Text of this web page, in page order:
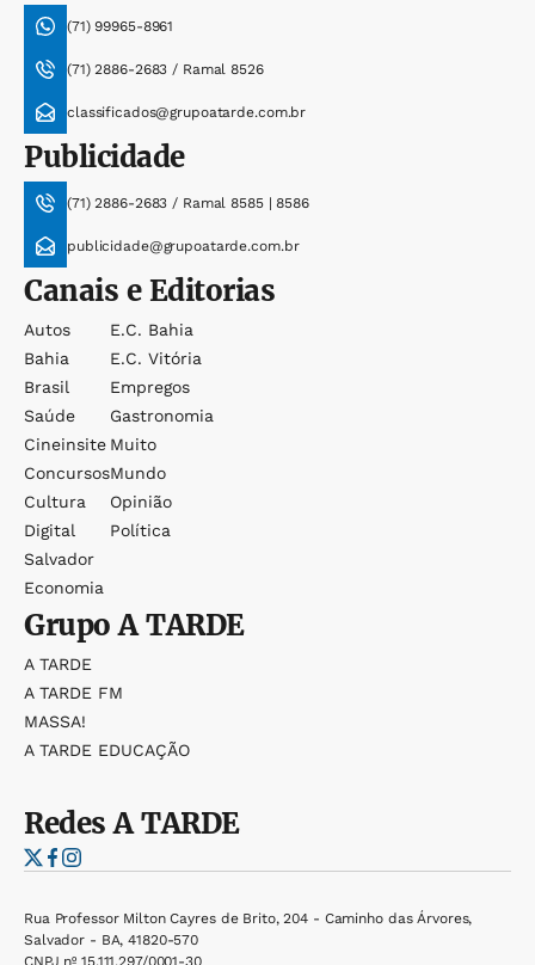
(71) 99965-8961
(71) 2886-2683 / Ramal 8526
classificados@grupoatarde.com.br
Publicidade
(71) 2886-2683 / Ramal 8585 | 8586
publicidade@grupoatarde.com.br
Canais e Editorias
Autos
Bahia
Brasil
Saúde
Cineinsite
Concursos
Cultura
Digital
Salvador
Economia
E.c. Bahia
E.c. Vitória
Empregos
Gastronomia
Muito
Mundo
Opinião
Política
GrupoA TARDE
A TARDE
A TARDE FM
MASSA!
A TARDE EDUCAÇÃO
RedesA TARDE
Rua Professor Milton Cayres de Brito, 204 - Caminho das Árvores,
Salvador - BA, 41820-570
CNPJ nº 15.111.297/0001-30